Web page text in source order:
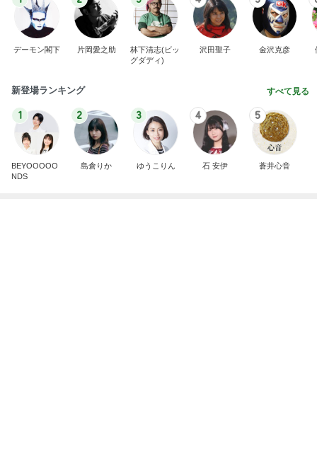
デーモン閣下 片岡愛之助
林下清志(ビッ
グダディ)
沢田聖子 金沢克彦
新登場ランキング すべて見る
1
BEYOOOOO
NDS
2
島倉りか
3
ゆうこりん
4
石 安伊
5
蒼井心音